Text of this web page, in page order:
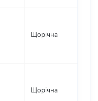
Щорічна
Щорічна